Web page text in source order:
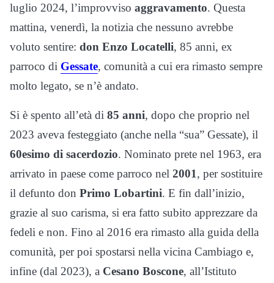
luglio 2024, l’improvviso aggravamento. Questa
mattina, venerdì, la notizia che nessuno avrebbe
voluto sentire: don Enzo Locatelli, 85 anni, ex
parroco di Gessate, comunità a cui era rimasto sempre
molto legato, se n’è andato.
Si è spento all’età di 85 anni, dopo che proprio nel
2023 aveva festeggiato (anche nella “sua” Gessate), il
60esimo di sacerdozio. Nominato prete nel 1963, era
arrivato in paese come parroco nel 2001, per sostituire
il defunto don Primo Lobartini. E fin dall’inizio,
grazie al suo carisma, si era fatto subito apprezzare da
fedeli e non. Fino al 2016 era rimasto alla guida della
comunità, per poi spostarsi nella vicina Cambiago e,
infine (dal 2023), a Cesano Boscone, all’Istituto